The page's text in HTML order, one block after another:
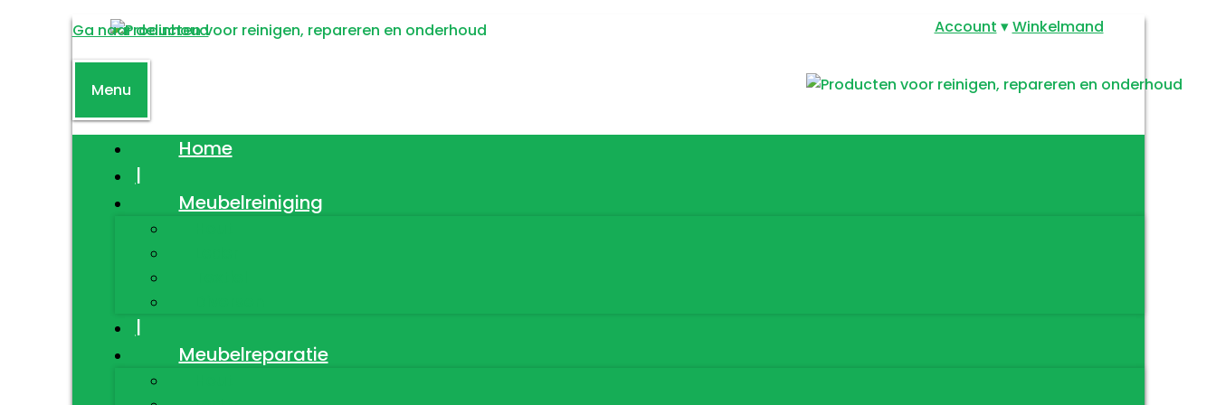
Account Winkelmand
Ga naar de inhoud
Menu
Home
|
Meubelreiniging
|
Meubelreparatie